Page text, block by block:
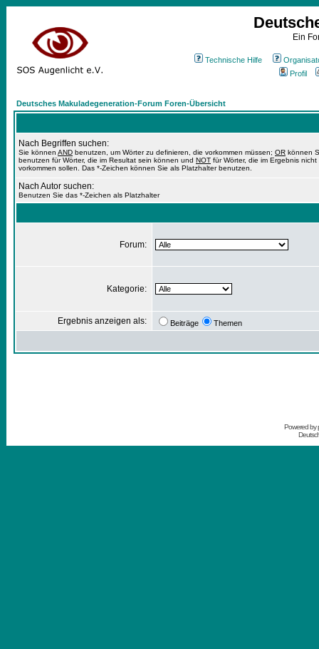
Ein
Technische Hilfe
Profil
Deutsches Makuladegeneration-Forum Foren-Übersicht
Nach Begriffen suchen:
Sie können AND benutzen, um Wörter zu definieren, die vorkommen müssen; OR können
benutzen für Wörter, die im Resultat sein können und NOT für Wörter, die im Ergebnis nicht
vorkommen sollen. Das *-Zeichen können Sie als Platzhalter benutzen.
Nach Autor suchen:
Benutzen Sie das *-Zeichen als Platzhalter
Forum:
Kategorie:
Ergebnis anzeigen als: Beiträge Themen
Powered by